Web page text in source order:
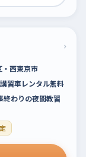
›
・西東京市
習車レンタル無料
わりの夜間教習